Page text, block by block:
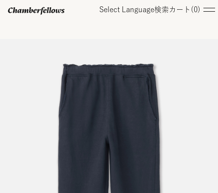
Select Language検索 カート( 0)
オンラインストア